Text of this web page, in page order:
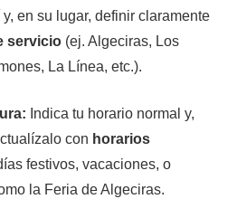
en su lugar, definir claramente
servicio (ej. Algeciras, Los
La Línea, etc.).
Indica tu horario normal y,
con horarios
festivos, vacaciones, o
la Feria de Algeciras.